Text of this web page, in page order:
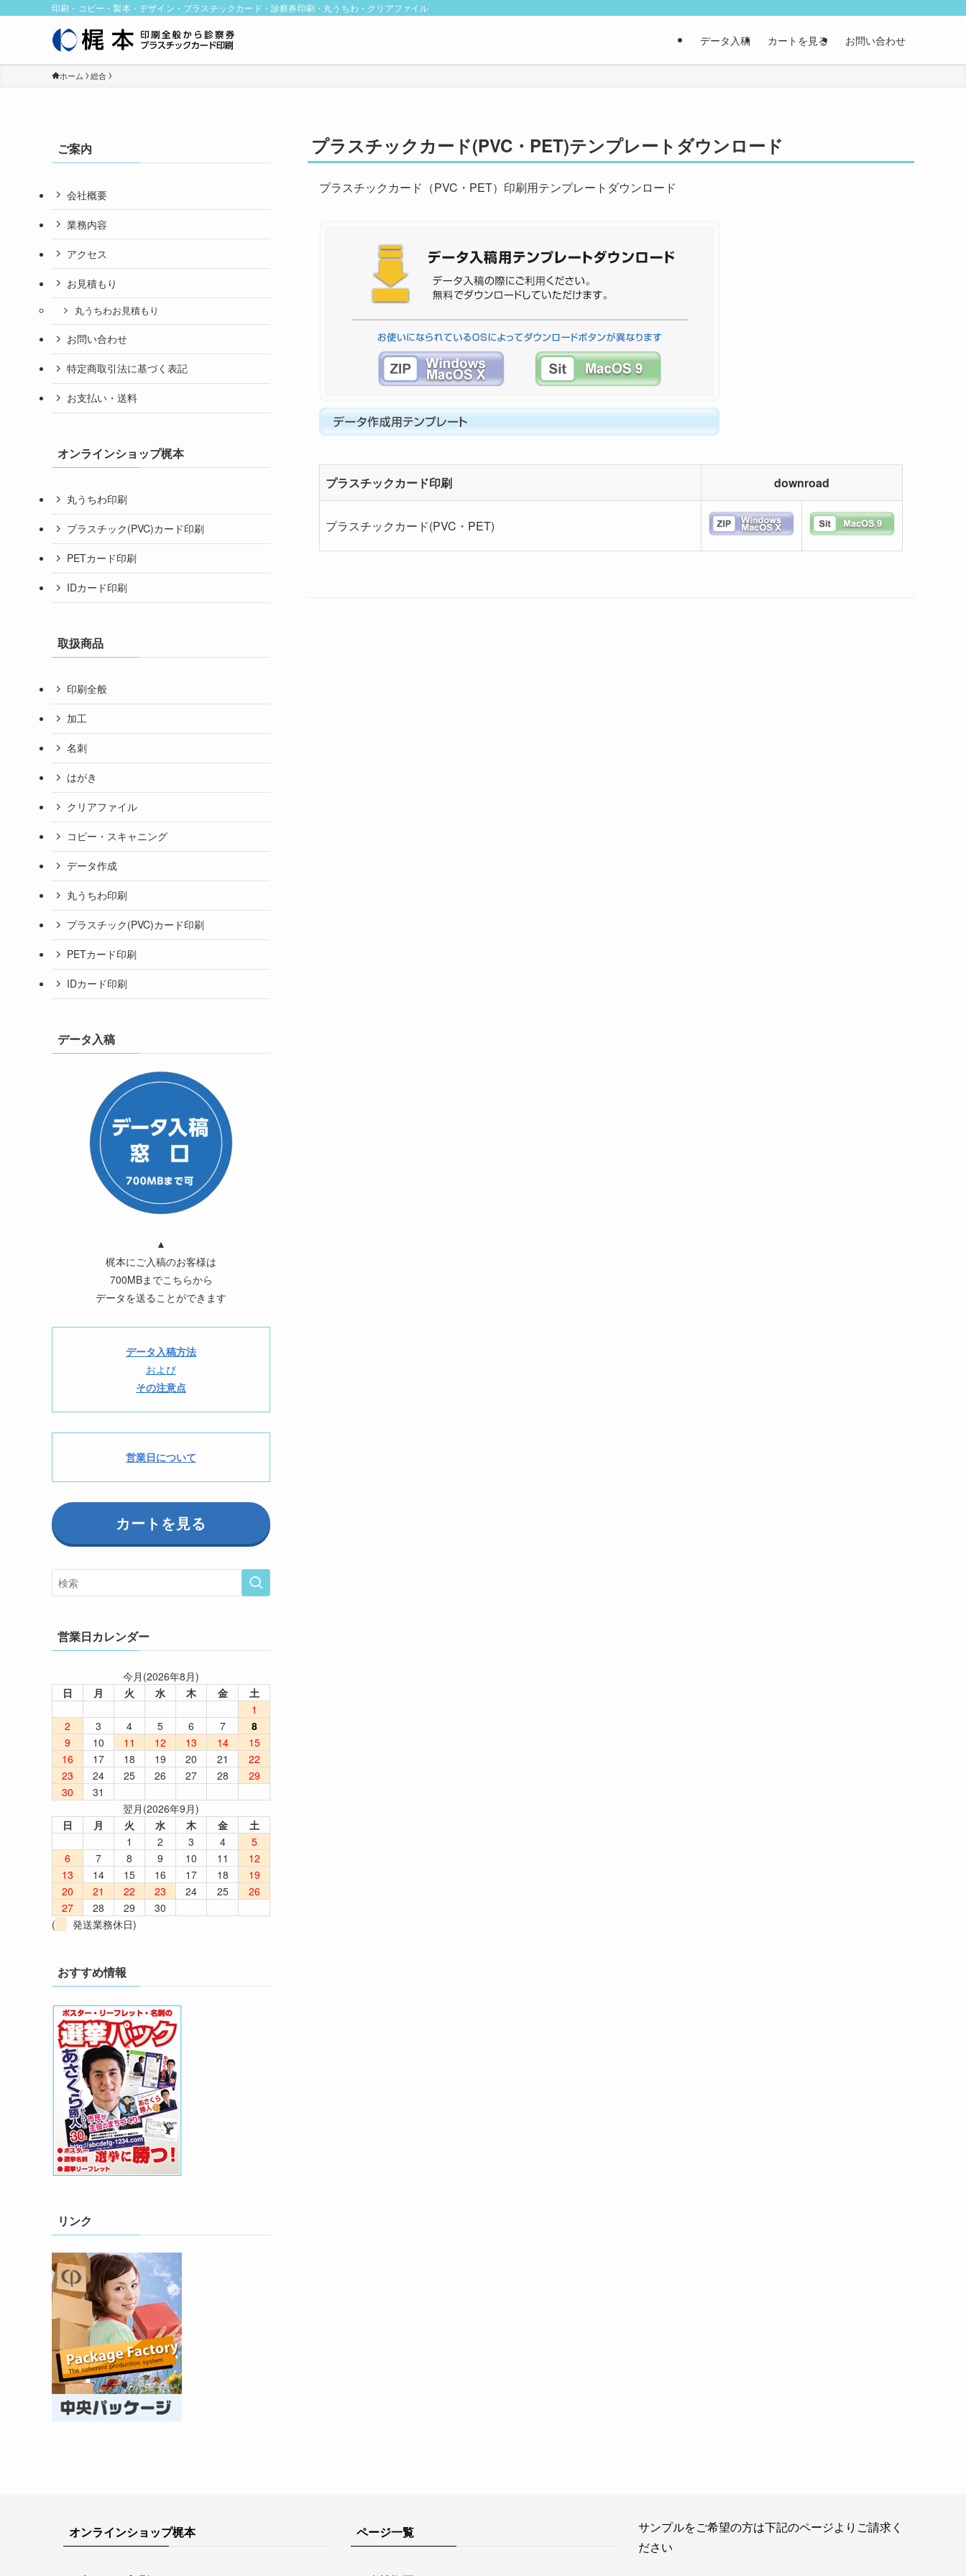
印刷・コピー・製本・デザイン・プラスチックカード・診察券印刷・丸うちわ・クリアファイル
データ入稿 カートを見る お問い合わせ
ホーム 総合
プラスチックカード(PVC・PET)テンプレートダウンロード
プラスチックカード（PVC・PET）印刷用テンプレートダウンロード
プラスチックカード印刷 downroad
プラスチックカード(PVC・PET)
ご案内
会社概要
業務内容
アクセス
お見積もり
丸うちわお見積もり
お問い合わせ
特定商取引法に基づく表記
お支払い・送料
オンラインショップ梶本
丸うちわ印刷
プラスチック(PVC)カード印刷
PETカード印刷
IDカード印刷
取扱商品
印刷全般
加工
名刺
はがき
クリアファイル
コピー・スキャニング
データ作成
丸うちわ印刷
プラスチック(PVC)カード印刷
PETカード印刷
IDカード印刷
データ入稿
▲
梶本にご入稿のお客様は
700MBまでこちらから
データを送ることができます
データ入稿方法
および
その注意点
営業日について
カートを見る
営業日カレンダー
今月(2026年8月)
日
月 火 水 木 金
土
1
2
3 4 5 6 7
8
9
10 11 12 13 14
15
16
17 18 19 20 21
22
23
24 25 26 27 28
29
30
31
翌月(2026年9月)
日
月 火 水 木 金
土
1
2 3 4
5
6
7 8 9 10 11
12
13
14 15 16 17 18
19
20
21 22 23 24 25
26
27
28 29
30
(
発送業務休日)
おすすめ情報
リンク
オンラインショップ梶本 ページ一覧
サンプルをご希望の方は下記のページよりご請求く
ださい